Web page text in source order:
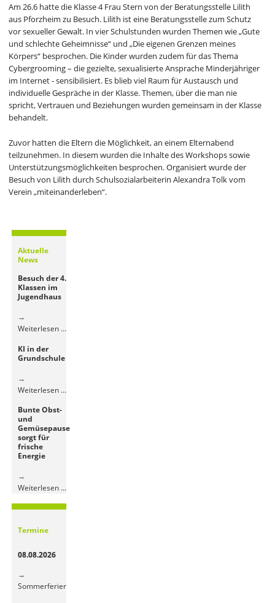
Am 26.6 hatte die Klasse 4 Frau Stern von der Beratungsstelle Lilith
aus Pforzheim zu Besuch. Lilith ist eine Beratungsstelle zum Schutz
vor sexueller Gewalt. In vier Schulstunden wurden Themen wie „Gute
und schlechte Geheimnisse“ und „Die eigenen Grenzen meines
Körpers“ besprochen. Die Kinder wurden zudem für das Thema
Cybergrooming – die gezielte, sexualisierte Ansprache Minderjähriger
im Internet - sensibilisiert. Es blieb viel Raum für Austausch und
individuelle Gespräche in der Klasse. Themen, über die man nie
spricht, Vertrauen und Beziehungen wurden gemeinsam in der Klasse
behandelt.
Zuvor hatten die Eltern die Möglichkeit, an einem Elternabend
teilzunehmen. In diesem wurden die Inhalte des Workshops sowie
Unterstützungsmöglichkeiten besprochen. Organisiert wurde der
Besuch von Lilith durch Schulsozialarbeiterin Alexandra Tolk vom
Verein „miteinanderleben“.
Aktuelle
News
Besuch der 4.
Klassen im
Jugendhaus
Weiterlesen …Besuch
KI in der
Grundschule
Weiterlesen …KI
Bunte Obst-
und
Gemüsepause
sorgt für
frische
Energie
Weiterlesen …Bunte
und
Termine
08.08.2026
Sommerferien